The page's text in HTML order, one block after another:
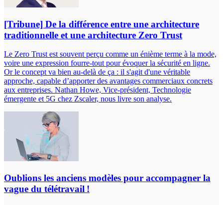
[Tribune] De la différence entre une architecture
traditionnelle et une architecture Zero Trust
Le Zero Trust est souvent perçu comme un énième terme à la mode,
voire une expression fourre-tout pour évoquer la sécurité en ligne.
Or le concept va bien au-delà de ça : il s'agit d'une véritable
approche, capable d’apporter des avantages commerciaux concrets
aux entreprises. Nathan Howe, Vice-président, Technologie
émergente et 5G chez Zscaler, nous livre son analyse.
Oublions les anciens modèles pour accompagner la
vague du télétravail !